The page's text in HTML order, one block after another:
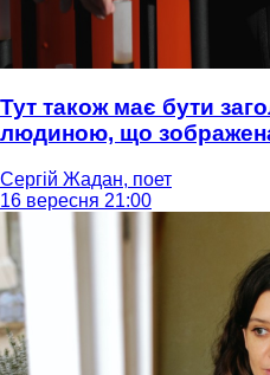
Тут також має бути
людиною, що
Сергій Жадан, поет
16 вересня 21:00